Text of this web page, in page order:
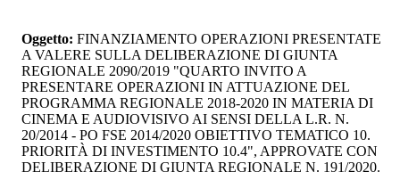
Oggetto: FINANZIAMENTO OPERAZIONI PRESENTATE
A VALERE SULLA DELIBERAZIONE DI GIUNTA
REGIONALE 2090/2019 "QUARTO INVITO A
PRESENTARE OPERAZIONI IN ATTUAZIONE DEL
PROGRAMMA REGIONALE 2018-2020 IN MATERIA DI
CINEMA E AUDIOVISIVO AI SENSI DELLA L.R. N.
20/2014 - PO FSE 2014/2020 OBIETTIVO TEMATICO 10.
PRIORITÀ DI INVESTIMENTO 10.4", APPROVATE CON
DELIBERAZIONE DI GIUNTA REGIONALE N. 191/2020.